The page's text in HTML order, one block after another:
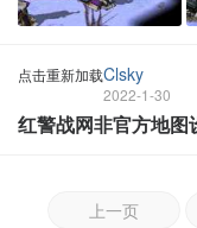
点击重新加载Clsky
2022-1-30
红警战网非官方地图
上一页